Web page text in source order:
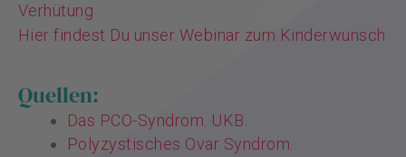
Verhütung
Hier findest Du unser Webinar zum Kinderwunsch
Quellen:
Das PCO-Syndrom. UKB.
Polyzystisches Ovar Syndrom.